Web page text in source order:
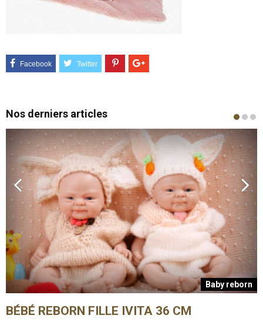
Nos derniers articles
Baby reborn
BÉBÉ REBORN FILLE IVITA 36 CM